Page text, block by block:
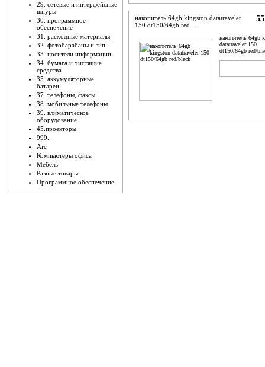
29. сетевые и интерфейсные
шнуры
30. программное
обеспечение
31. расходные материалы
32. фотобарабаны и зип
33. носители информации
34. бумага и чистящие
средства
35. аккумуляторные
батареи
37. телефоны, факсы
38. мобильные телефоны
39. климатическое
оборудование
45.проекторы
999.
Атс
Компьютеры офиса
Мебель
Разные товары
Программное обеспечение
накопитель 64gb kingston datatraveler
150 dt150/64gb red...
накопитель 64gb
datatraveler 150
dt150/64gb red/